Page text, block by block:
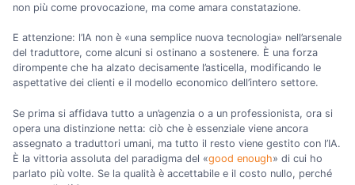
non più come provocazione, ma come amara constatazione.
E attenzione: l’IA non è «una semplice nuova tecnologia» nell’arsenale
del traduttore, come alcuni si ostinano a sostenere. È una forza
dirompente che ha alzato decisamente l’asticella, modificando le
aspettative dei clienti e il modello economico dell’intero settore.
Se prima si affidava tutto a un’agenzia o a un professionista, ora si
opera una distinzione netta: ciò che è essenziale viene ancora
assegnato a traduttori umani, ma tutto il resto viene gestito con l’IA.
È la vittoria assoluta del paradigma del «good enough» di cui ho
parlato più volte. Se la qualità è accettabile e il costo nullo, perché